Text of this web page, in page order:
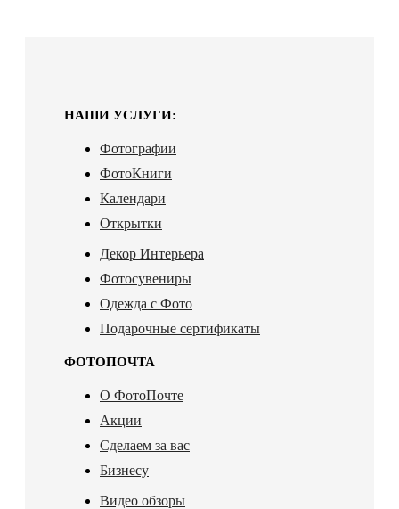
НАШИ УСЛУГИ:
Фотографии
ФотоКниги
Календари
Открытки
Декор Интерьера
Фотосувениры
Одежда с Фото
Подарочные сертификаты
ФОТОПОЧТА
О ФотоПочте
Акции
Сделаем за вас
Бизнесу
Видео обзоры